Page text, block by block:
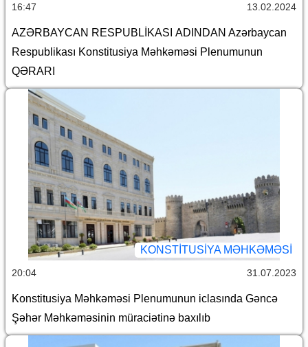
16:47 13.02.2024
AZƏRBAYCAN RESPUBLİKASI ADINDAN Azərbaycan
Respublikası Konstitusiya Məhkəməsi Plenumunun
QƏRARI
KONSTITUSIYA MƏHKƏMƏSI
20:04 31.07.2023
Konstitusiya Məhkəməsi Plenumunun iclasında Gəncə
Şəhər Məhkəməsinin müraciətinə baxılıb